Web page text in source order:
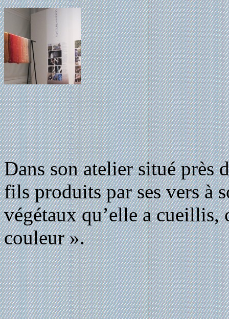
Dans son atelier situé près
fils produits par ses vers à
végétaux qu’elle a cueillis,
couleur ».